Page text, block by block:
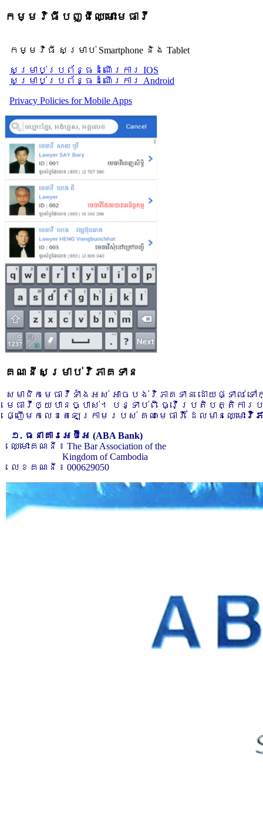
កម្មវិធីបញ្ជីឈ្មោះមេធាវី
កម្មវិធី សម្រាប់ Smartphone និង Tablet
សម្រាប់​ប្រព័ន្ធដំណើរការ IOS
សម្រាប់​ប្រព័ន្ធដំណើរការ Android
Privacy Policies for Mobile Apps
គណនីសម្រាប់វិភាគទាន
សមាជិកមេធាវីទាំងអស់ អាចបង់វិភាគទាន ដោយផ្ទាល់
មេធាវីឲ្យបានច្បាស់។ បន្ទាប់ពី ធ្វើប្រតិបត្តិកា
ផ្ញើមកលេខតេឡេក្រាមរបស់ គណៈមេធាវី ដែលមានឈ្មោះ វិភ
១. ធនាគារអេប៊ីអេ (ABA Bank)
ឈ្មោះគណនី ៖ The Bar Association of the
Kingdom of Cambodia
លេខគណនី ៖ 000629050